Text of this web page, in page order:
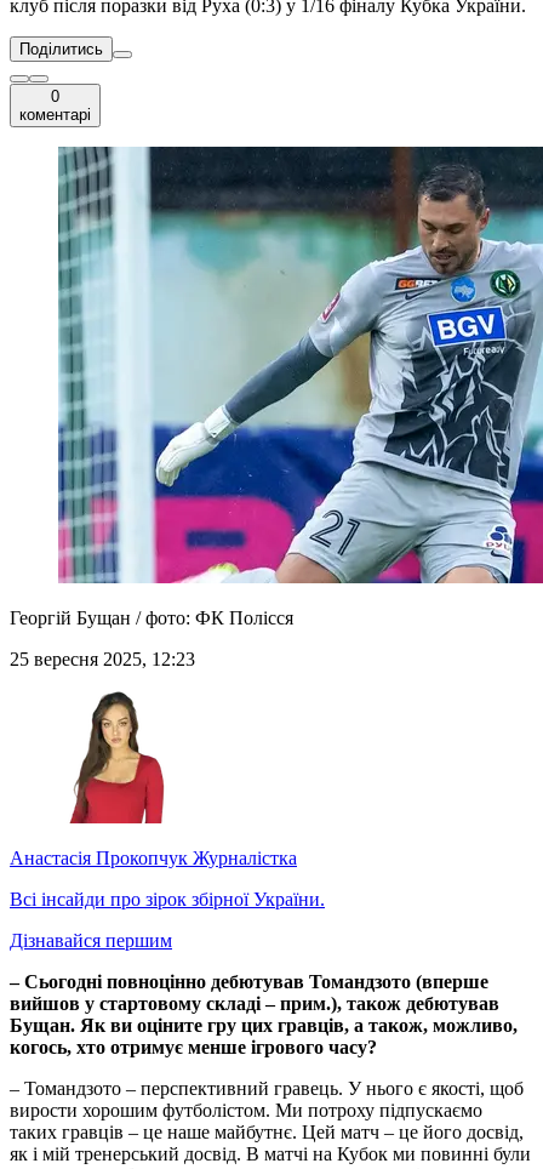
клуб після поразки від Руха (0:3) у 1/16 фіналу Кубка України.
Поділитись
0
коментарі
Георгій Бущан / фото: ФК Полісся
25 вересня 2025, 12:23
Анастасія Прокопчук Журналістка
Всі інсайди про зірок збірної України.
Дізнавайся першим
– Сьогодні повноцінно дебютував Томандзото (вперше
вийшов у стартовому складі – прим.), також дебютував
Бущан. Як ви оціните гру цих гравців, а також, можливо,
когось, хто отримує менше ігрового часу?
– Томандзото – перспективний гравець. У нього є якості, щоб
вирости хорошим футболістом. Ми потроху підпускаємо
таких гравців – це наше майбутнє. Цей матч – це його досвід,
як і мій тренерський досвід. В матчі на Кубок ми повинні були